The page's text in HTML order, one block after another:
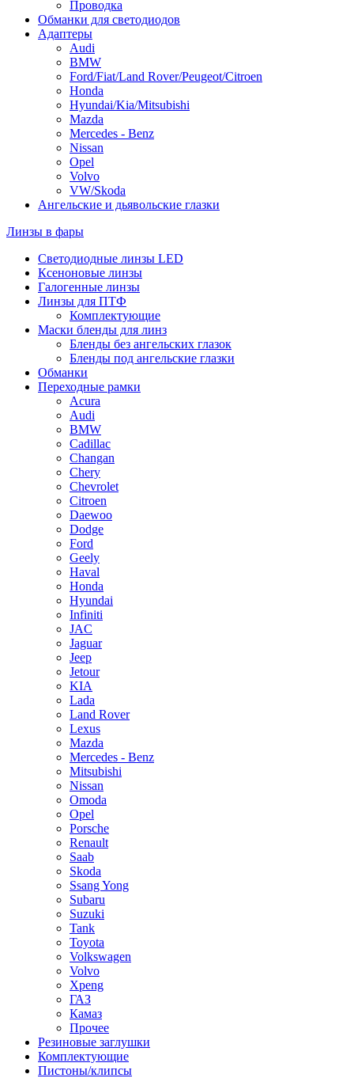
Проводка
Обманки для светодиодов
Адаптеры
Audi
BMW
Ford/Fiat/Land Rover/Peugeot/Citroen
Honda
Hyundai/Kia/Mitsubishi
Mazda
Mercedes - Benz
Nissan
Opel
Volvo
VW/Skoda
Ангельские и дьявольские глазки
Линзы в фары
Светодиодные линзы LED
Ксеноновые линзы
Галогенные линзы
Линзы для ПТФ
Комплектующие
Маски бленды для линз
Бленды без ангельских глазок
Бленды под ангельские глазки
Обманки
Переходные рамки
Acura
Audi
BMW
Cadillac
Changan
Chery
Chevrolet
Citroen
Daewoo
Dodge
Ford
Geely
Haval
Honda
Hyundai
Infiniti
JAC
Jaguar
Jeep
Jetour
KIA
Lada
Land Rover
Lexus
Mazda
Mercedes - Benz
Mitsubishi
Nissan
Omoda
Opel
Porsche
Renault
Saab
Skoda
Ssang Yong
Subaru
Suzuki
Tank
Toyota
Volkswagen
Volvo
Xpeng
ГАЗ
Камаз
Прочее
Резиновые заглушки
Комплектующие
Пистоны/клипсы